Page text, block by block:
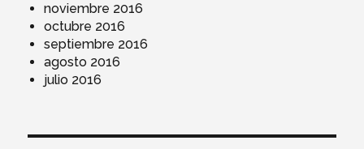
noviembre 2016
octubre 2016
septiembre 2016
agosto 2016
julio 2016